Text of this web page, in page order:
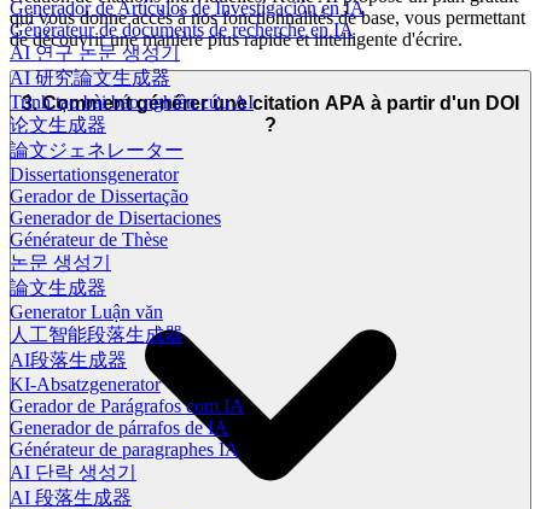
Generador de Artículos de Investigación en IA
Générateur de documents de recherche en IA
AI 연구 논문 생성기
AI 研究論文生成器
Trình tạo bài báo nghiên cứu AI
论文生成器
論文ジェネレーター
Dissertationsgenerator
Gerador de Dissertação
Generador de Disertaciones
Générateur de Thèse
논문 생성기
論文生成器
Generator Luận văn
人工智能段落生成器
AI段落生成器
KI-Absatzgenerator
Gerador de Parágrafos com IA
Generador de párrafos de IA
Générateur de paragraphes IA
AI 단락 생성기
AI 段落生成器
qui vous donne accès à nos fonctionnalités de base, vous permettant
de découvrir une manière plus rapide et intelligente d'écrire.
3. Comment générer une citation APA à partir d'un DOI
?